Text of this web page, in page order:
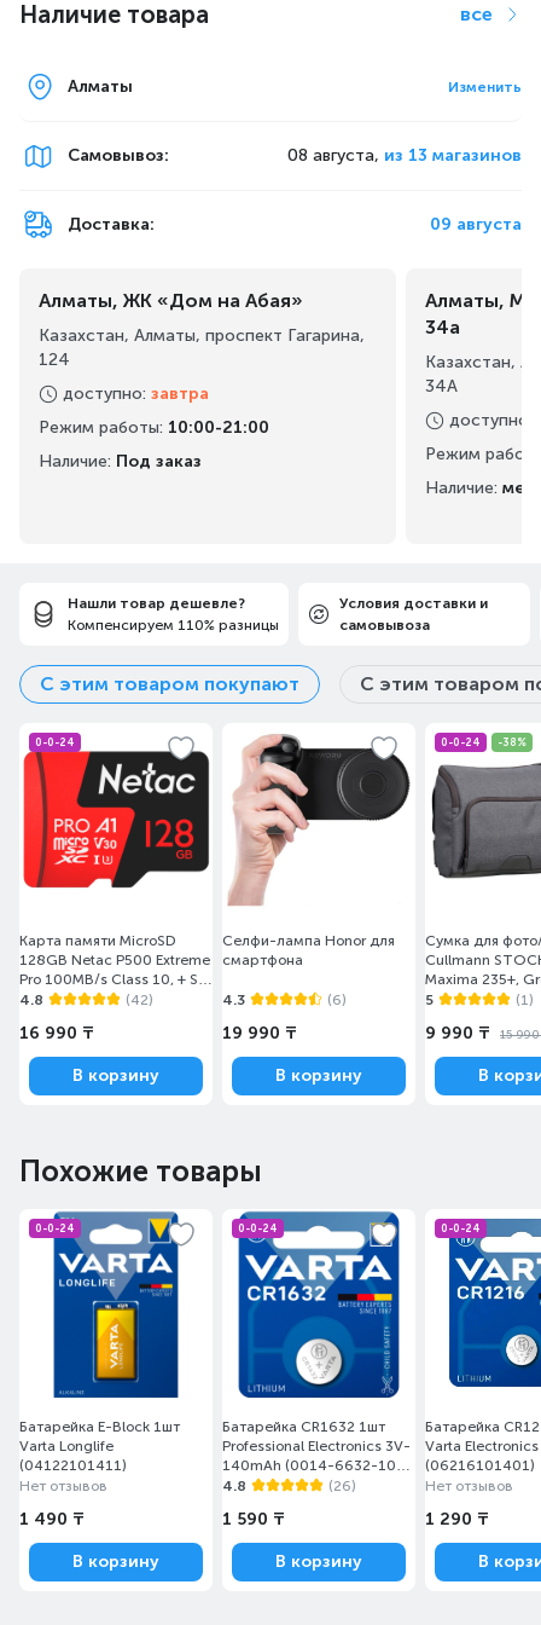
Разработанные немецкими инженерами,
производительности в 2014 г. Технические
усовершенствования включают в себя
формулы, а также улучшенный электролит,
который гарантирует более высокую
производительность батарейки и время
хранения батарейки до 10 лет (15 лет для
ЛУЧШАЯ ЭНЕРГИЯ ДЛЯ
КАЖДОГО УСТРОЙСТВА
Тип устройства является основным
фактором, когда вы покупаете батарейки.
VARTA предлагает широкий ассортимент
продукции, который включает все
основные технологии и размеры для
удовлетворения энергетических
потребностей различных устройств.
Большой значок на упаковке показывает
рекомендуемое использование, чтобы Вы
с легкостью могли выбрать лучшую
10 ЛЕТ СОХРАНЕНИЯ
ЭНЕРГИИ
Наличие товара все
Алматы Изменить
Самовывоз: 08 августа, из 13 магазинов
Доставка: 09 августа
Алматы, ЖК «Дом на Абая»
Казахстан, Алматы, проспект Гагарина,
124
доступно: завтра
Режим работы: 10:00-21:00
Наличие: Под заказ
Алматы,
34а
Казахстан,
34А
доступно
Режим
Наличие:
Нашли товар дешевле?
Компенсируем 110% разницы
Условия доставки и
самовывоза
С этим товаром покупают С этим товаром
0-0-24
Карта памяти MicroSD
128GB Netac P500 Extreme
Pro 100MB/s Class 10, + SD
Adapter
4.8 (42)
16 990 ₸
В корзину
Селфи-лампа Honor для
смартфона
4.3 (6)
19 990 ₸
В корзину
0-0-24 -38%
Сумка для
Cullmann
Maxima 235+,
5
(1)
9 990 ₸ 15
В
Похожие товары
0-0-24
Батарейка E-Block 1шт
Varta Longlife
(04122101411)
Нет отзывов
1 490 ₸
В корзину
0-0-24
Батарейка CR1632 1шт
Professional Electronics 3V-
140mAh (0014-6632-101-
401)
4.8 (26)
1 590 ₸
В корзину
0-0-24
Батарейка
Varta Electronics
(06216101401)
Нет отзывов
1 290 ₸
В